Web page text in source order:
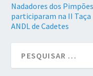
Nadadores dos Pimpões
participaram na II Taça
ANDL de Cadetes